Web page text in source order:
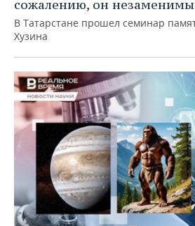
сожалению, он
В Татарстане прошел семинар
Хузина